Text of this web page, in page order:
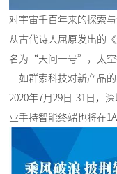
对宇宙千百年来的探索
从古代诗人屈原发出的
名为“天问一号”，太空
一如群索科技对新产品的
2020年7月29日-31日，
业手持智能终端也将在